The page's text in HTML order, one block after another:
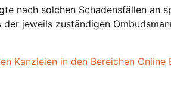
nach solchen Schadensfällen an
jeweils zuständigen
Kanzleien in den Bereichen